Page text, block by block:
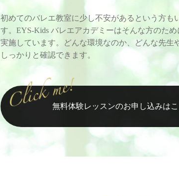
初めてのバレエ教室に少し不安があるという方も
す。EYS-Kids バレエアカデミーはそんな方のた
実施しています。どんな環境なのか、どんな先生
しっかりと確認できます。
無料体験レッスンのお申し込みは